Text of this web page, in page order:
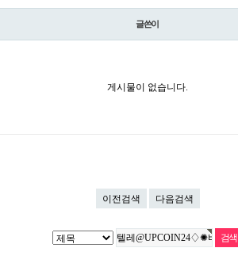
글쓴이
게시물이 없습니다.
이전검색 다음검색